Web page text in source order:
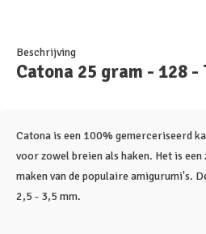
Beschrijving
Catona 25 gram - 128
Catona is een 100% gemerceriseerd
voor zowel breien als haken. Het is
maken van de populaire amigurumi's.
2,5 - 3,5 mm.